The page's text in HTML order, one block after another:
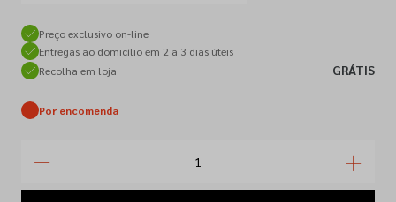
Preço exclusivo on-line
Entregas ao domicílio em 2 a 3 dias úteis
Recolha em loja
GRÁTIS
Por encomenda